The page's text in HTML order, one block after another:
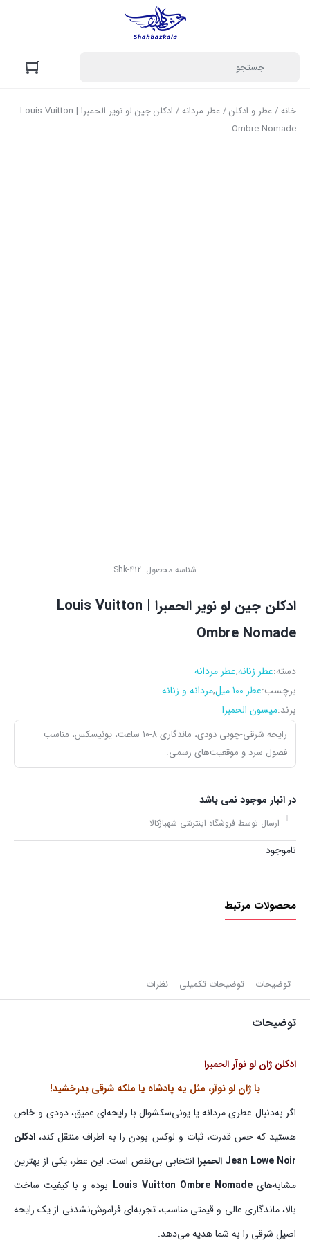
خانه/عطر و ادکلن/عطر مردانه
/ ادکلن جین لو نویر الحمبرا | Louis Vuitton
Ombre Nomade
شناسه محصول: Shk-412
ادکلن جین لو نویر الحمبرا | Louis Vuitton
Ombre Nomade
دسته:عطر زنانه,عطر مردانه
برچسب:عطر 100 میل ,مردانه و زنانه
برند:میسون الحمبرا
رایحه شرقی-چوبی دودی، ماندگاری ۸-۱۰ ساعت، یونیسکس، مناسب
فصول سرد و موقعیت‌های رسمی.
در انبار موجود نمی باشد
ارسال توسط فروشگاه اینترنتی شهبازکالا
ناموجود
محصولات مرتبط
توضیحات توضیحات تکمیلی نظرات
توضیحات
ادکلن ژان لو نوآر الحمبرا
با ژان لو نوآر، مثل یه پادشاه یا ملکه شرقی بدرخشید!
اگر به‌دنبال عطری مردانه یا یونی‌سکشوال با رایحه‌ای عمیق، دودی و خاص
هستید که حس قدرت، ثبات و لوکس بودن را به اطراف منتقل کند، ادکلن
Jean Lowe Noir الحمبرا
انتخابی بی‌نقص است. این عطر، یکی از بهترین
مشابه‌هایLouis Vuitton Ombre Nomade بوده و با کیفیت ساخت
بالا، ماندگاری عالی و قیمتی مناسب، تجربه‌ای فراموش‌نشدنی از یک رایحه
اصیل شرقی را به شما هدیه می‌دهد.